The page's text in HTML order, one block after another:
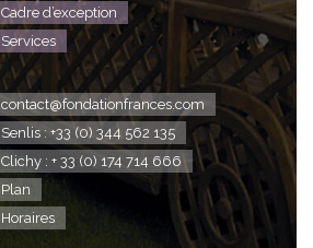
Cadre d’exception
Services
contact@fondationfrances.com
Senlis : +33 (0) 344 562 135
Clichy : + 33 (0) 174 714 666
Plan
Horaires